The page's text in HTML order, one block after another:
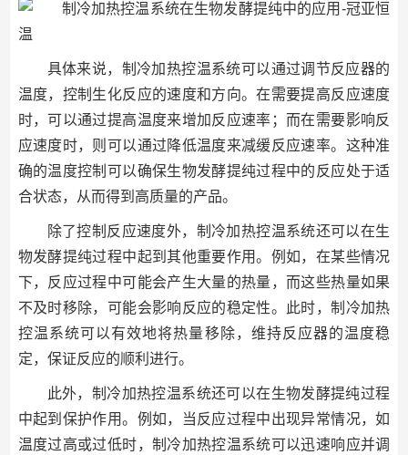
具体来说，制冷加热控温系统可以通过调节反应器的
温度，控制生化反应的速度和方向。在需要提高反应速度
时，可以通过提高温度来增加反应速率；而在需要影响反
应速度时，则可以通过降低温度来减缓反应速率。这种准
确的温度控制可以确保生物发酵提纯过程中的反应处于适
合状态，从而得到高质量的产品。
除了控制反应速度外，制冷加热控温系统还可以在生
物发酵提纯过程中起到其他重要作用。例如，在某些情况
下，反应过程中可能会产生大量的热量，而这些热量如果
不及时移除，可能会影响反应的稳定性。此时，制冷加热
控温系统可以有效地将热量移除，维持反应器的温度稳
定，保证反应的顺利进行。
此外，制冷加热控温系统还可以在生物发酵提纯过程
中起到保护作用。例如，当反应过程中出现异常情况，如
温度过高或过低时，制冷加热控温系统可以迅速响应并调